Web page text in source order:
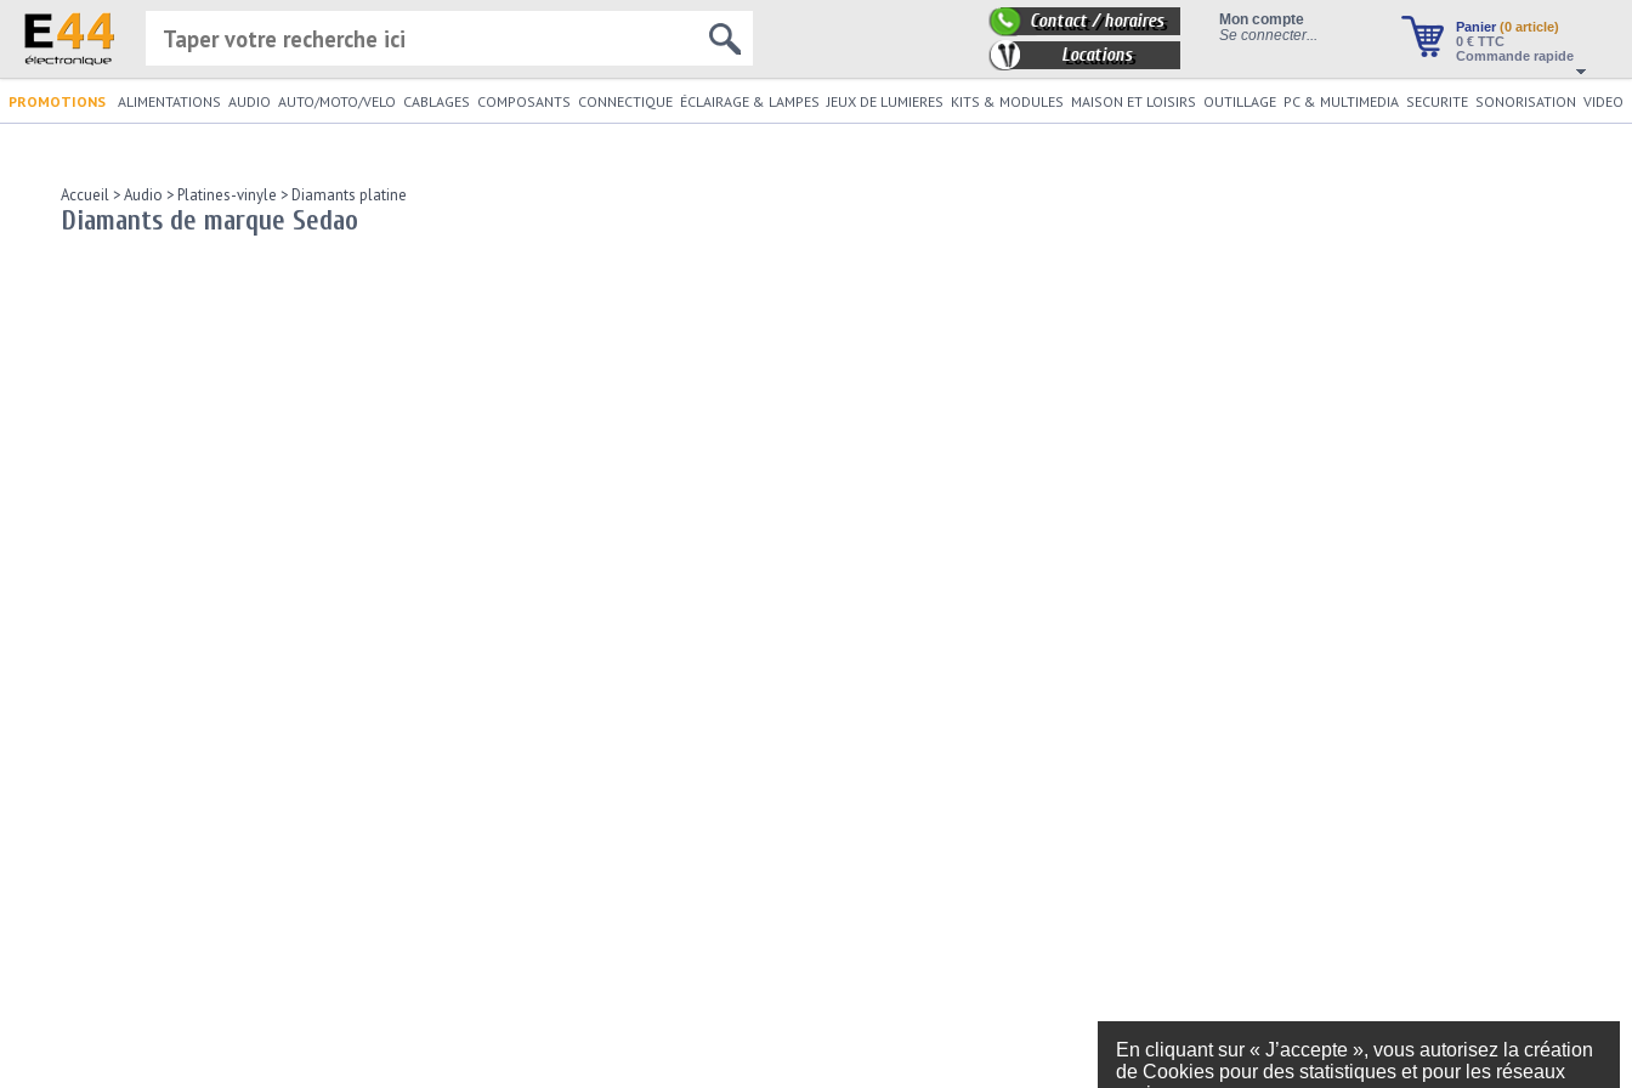
En cliquant sur « J’accepte », vous autorisez la création
de Cookies pour des statistiques et pour les réseaux
Panier (0 article)
0 € TTC
Commande rapide
Mon compte
Se connecter...
Contact / horaires
Locations
PROMOTIONS ALIMENTATIONS AUDIO AUTO/MOTO/VELO CABLAGES COMPOSANTS CONNECTIQUE ÉCLAIRAGE & LAMPES JEUX DE LUMIERES KITS & MODULES MAISON ET LOISIRS OUTILLAGE PC & MULTIMEDIA SECURITE SONORISATION VIDEO
Accueil >Audio >Platines-vinyle >Diamants platine
Diamants de marque Sedao